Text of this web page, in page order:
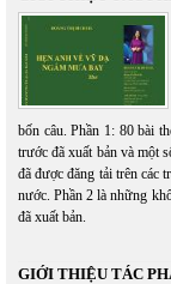
bốn câu. Phần 1: 80 bài
trước đã xuất bản và một
đã được đăng tải trên các
nước. Phần 2 là những
đã xuất bản.
GIỚI THIỆU TÁC